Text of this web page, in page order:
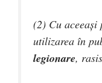
(2) Cu aceeaşi
utilizarea în
legionare,